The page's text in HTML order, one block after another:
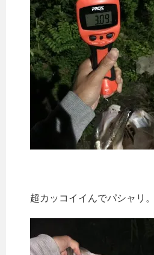
超カッコイイんでパシャリ。